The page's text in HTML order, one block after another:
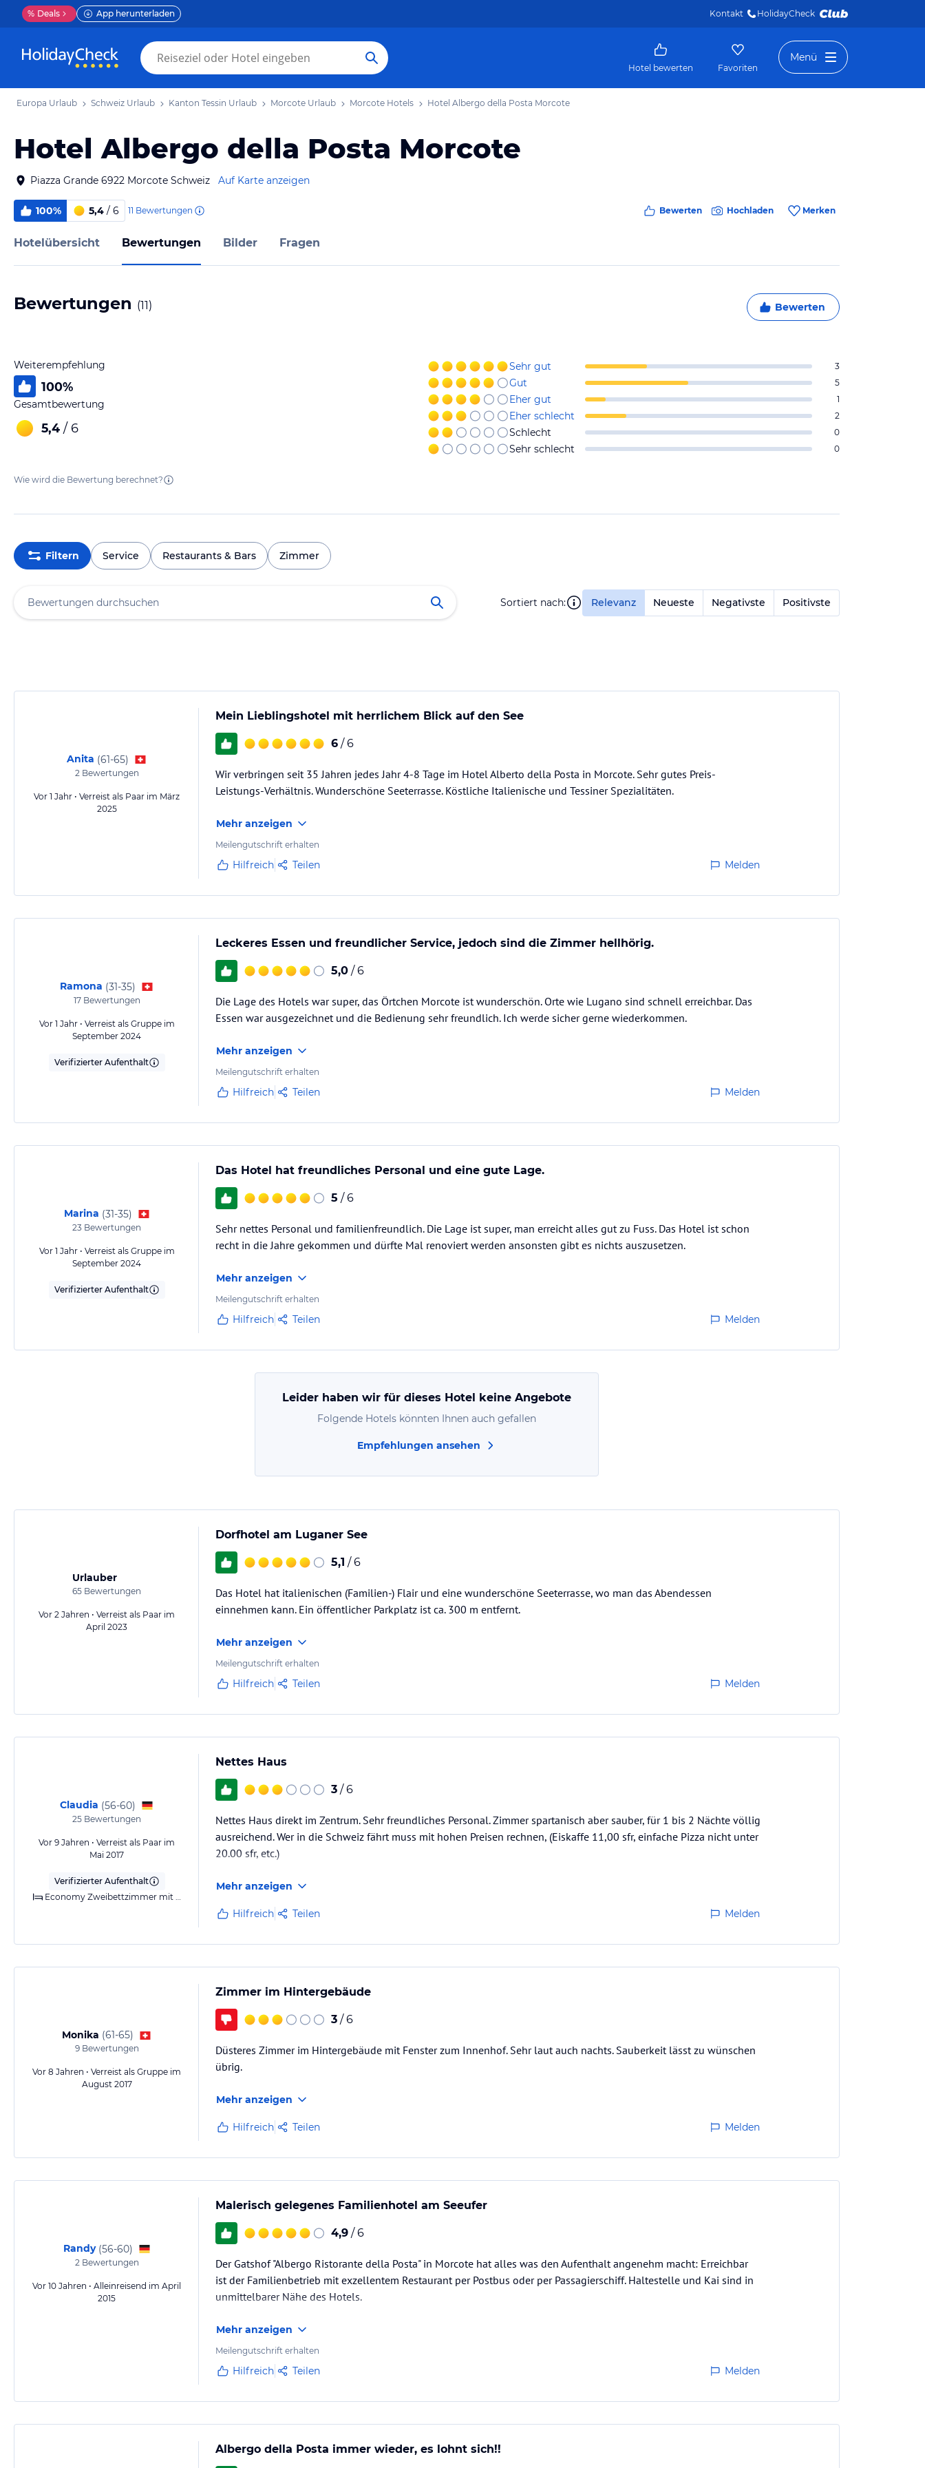
% Deals App herunterladen Kontakt HolidayCheck
Hotel bewerten Favoriten
Menü
Europa Urlaub Schweiz Urlaub Kanton Tessin Urlaub Morcote Urlaub Morcote Hotels Hotel Albergo della Posta Morcote
Hotel Albergo della Posta Morcote
Piazza Grande 6922 Morcote Schweiz Auf Karte anzeigen
100% 5,4 / 6 11 Bewertungen Bewerten Hochladen Merken
Hotelübersicht Bewertungen Bilder Fragen
Bewertungen (11) Bewerten
Weiterempfehlung
100%
Gesamtbewertung
5,4 / 6
Sehr gut 3
Gut 5
Eher gut 1
Eher schlecht 2
Schlecht 0
Sehr schlecht 0
Wie wird die Bewertung berechnet?
Filtern Service Restaurants & Bars Zimmer
Sortiert nach: Relevanz Neueste Negativste Positivste
Anita (61-65)
2Bewertungen
Vor 1 Jahr • Verreist als Paar im März
2025
Mein Lieblingshotel mit herrlichem Blick auf den See
6 / 6
Wir verbringen seit 35 Jahren jedes Jahr 4-8 Tage im Hotel Alberto della Posta in Morcote. Sehr gutes Preis-
Leistungs-Verhältnis. Wunderschöne Seeterrasse. Köstliche Italienische und Tessiner Spezialitäten.
Mehr anzeigen
Meilengutschrift erhalten
Hilfreich Teilen Melden
Ramona (31-35)
17Bewertungen
Vor 1 Jahr • Verreist als Gruppe im
September 2024
Verifizierter Aufenthalt
Leckeres Essen und freundlicher Service, jedoch sind die Zimmer hellhörig.
5,0 / 6
Die Lage des Hotels war super, das Örtchen Morcote ist wunderschön. Orte wie Lugano sind schnell erreichbar. Das
Essen war ausgezeichnet und die Bedienung sehr freundlich. Ich werde sicher gerne wiederkommen.
Mehr anzeigen
Meilengutschrift erhalten
Hilfreich Teilen Melden
Marina (31-35)
23 Bewertungen
Vor 1 Jahr • Verreist als Gruppe im
September 2024
Verifizierter Aufenthalt
Das Hotel hat freundliches Personal und eine gute Lage.
5 / 6
Sehr nettes Personal und familienfreundlich. Die Lage ist super, man erreicht alles gut zu Fuss. Das Hotel ist schon
recht in die Jahre gekommen und dürfte Mal renoviert werden ansonsten gibt es nichts auszusetzen.
Mehr anzeigen
Meilengutschrift erhalten
Hilfreich Teilen Melden
Leider haben wir für dieses Hotel keine Angebote
Folgende Hotels könnten Ihnen auch gefallen
Empfehlungen ansehen
Urlauber
65 Bewertungen
Vor 2 Jahren • Verreist als Paar im
April 2023
Dorfhotel am Luganer See
5,1 / 6
Das Hotel hat italienischen (Familien-) Flair und eine wunderschöne Seeterrasse, wo man das Abendessen
einnehmen kann. Ein öffentlicher Parkplatz ist ca. 300 m entfernt.
Mehr anzeigen
Meilengutschrift erhalten
Hilfreich Teilen Melden
Claudia (56-60)
25 Bewertungen
Vor 9 Jahren • Verreist als Paar im
Mai 2017
Verifizierter Aufenthalt
Economy Zweibettzimmer mit eigenem externen Bad - Stornierung kostenlos
Nettes Haus
3 / 6
Nettes Haus direkt im Zentrum. Sehr freundliches Personal. Zimmer spartanisch aber sauber, für 1 bis 2 Nächte völlig
ausreichend. Wer in die Schweiz fährt muss mit hohen Preisen rechnen, (Eiskaffe 11,00 sfr, einfache Pizza nicht unter
20.00 sfr, etc.)
Mehr anzeigen
Hilfreich Teilen Melden
Monika (61-65)
9Bewertungen
Vor 8 Jahren • Verreist als Gruppe im
August 2017
Zimmer im Hintergebäude
3 / 6
Düsteres Zimmer im Hintergebäude mit Fenster zum Innenhof. Sehr laut auch nachts. Sauberkeit lässt zu wünschen
übrig.
Mehr anzeigen
Hilfreich Teilen Melden
Randy (56-60)
2Bewertungen
Vor 10 Jahren • Alleinreisend im April
2015
Malerisch gelegenes Familienhotel am Seeufer
4,9 / 6
Der Gatshof "Albergo Ristorante della Posta" in Morcote hat alles was den Aufenthalt angenehm macht: Erreichbar
ist der Familienbetrieb mit exzellentem Restaurant per Postbus oder per Passagierschiff. Haltestelle und Kai sind in
unmittelbarer Nähe des Hotels.
Mehr anzeigen
Meilengutschrift erhalten
Hilfreich Teilen Melden
Albergo della Posta immer wieder, es lohnt sich!!